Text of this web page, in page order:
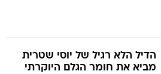
הדיל הלא רגיל של יוסי שטרית
מביא את חומר הגלם היוקרתי